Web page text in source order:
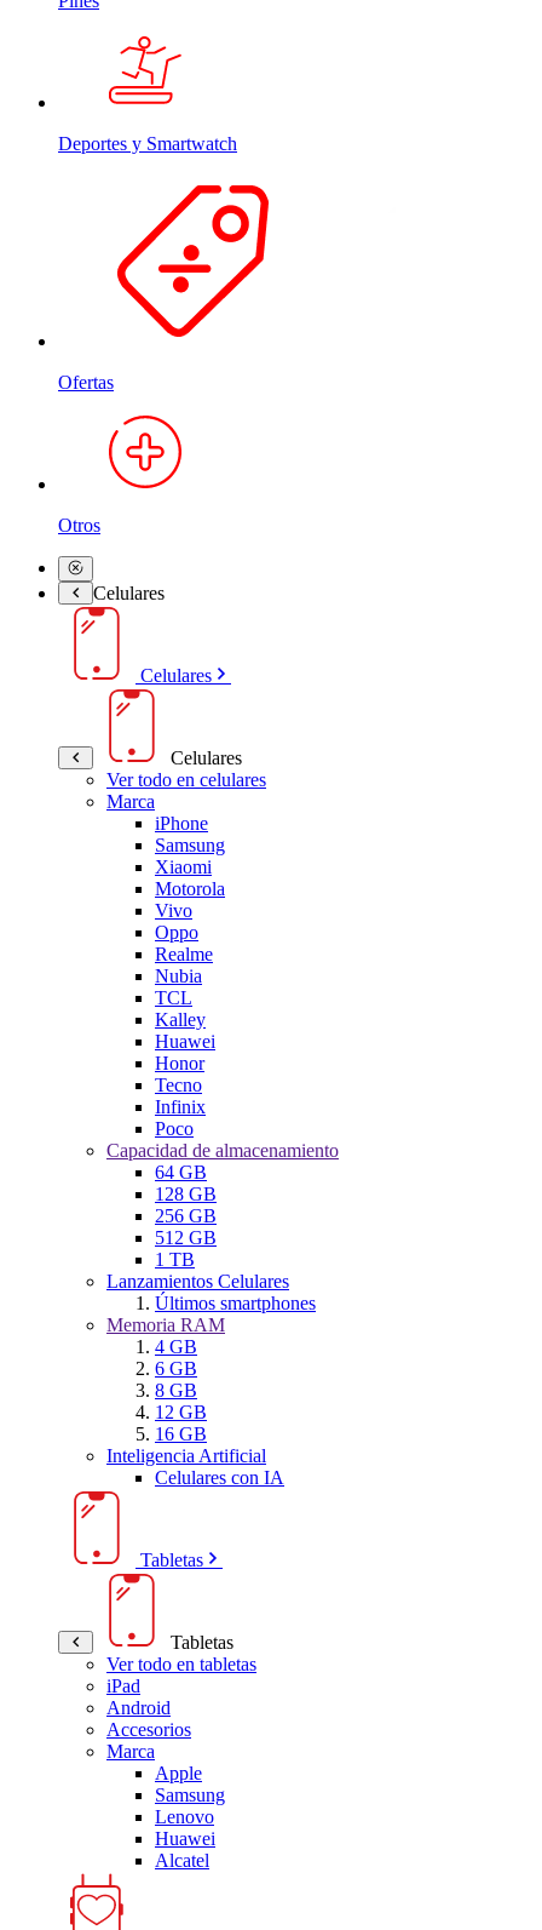
Deportes y Smartwatch
Ofertas
Otros
Celulares
Celulares
Celulares
Ver todo en celulares
Marca
iPhone
Samsung
Xiaomi
Motorola
Vivo
Oppo
Realme
Nubia
TCL
Kalley
Huawei
Honor
Tecno
Infinix
Poco
Capacidad de almacenamiento
64 GB
128 GB
256 GB
512 GB
1 TB
Lanzamientos Celulares
Últimos smartphones
Memoria RAM
4 GB
6 GB
8 GB
12 GB
16 GB
Inteligencia Artificial
Celulares con IA
Tabletas
Tabletas
Ver todo en tabletas
iPad
Android
Accesorios
Marca
Apple
Samsung
Lenovo
Huawei
Alcatel